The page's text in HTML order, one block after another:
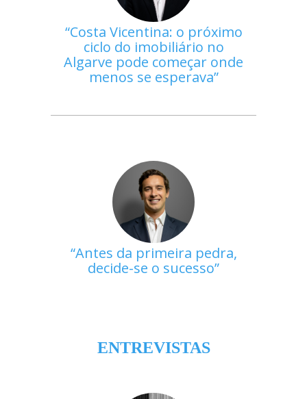
Costa Vicentina: o próximo
ciclo do imobiliário no
Algarve pode começar onde
menos se esperava
Antes da primeira pedra,
decide-se o sucesso
ENTREVISTAS